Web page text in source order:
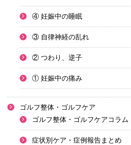
④ 妊娠中の睡眠
③ 自律神経の乱れ
② つわり、逆子
① 妊娠中の痛み
ゴルフ整体・ゴルフケア
ゴルフ整体・ゴルフケアコラム
症状別ケア・症例報告まとめ